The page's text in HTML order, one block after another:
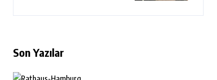
Son Yazılar